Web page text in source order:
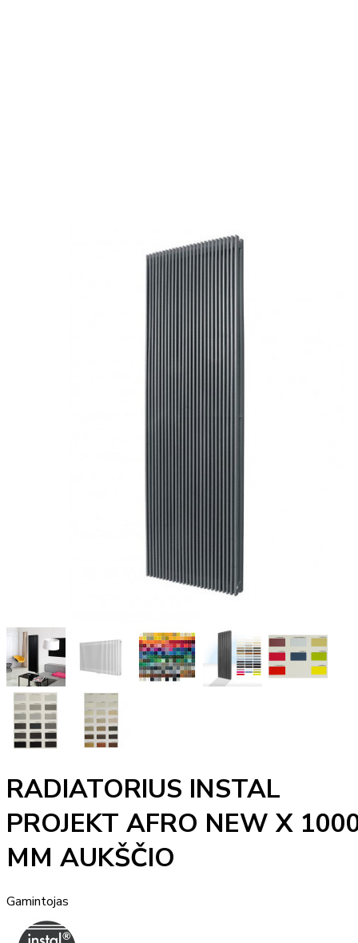
RADIATORIUS INSTAL
PROJEKT AFRO NEW X
MM AUKŠČIO
Gamintojas